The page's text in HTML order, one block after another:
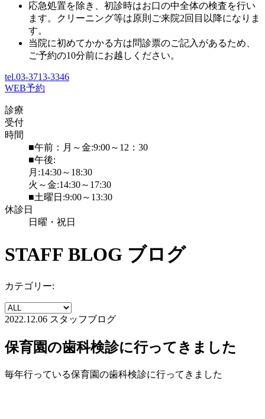
応急処置を除き、初診時はお口の中全体の検査を行い
ます。クリーニング等は原則ご来院2回目以降になりま
す。
当院に初めてかかる方は問診票のご記入があるため、
ご予約の10分前にお越しください。
tel.03-3713-3346
WEB予約
診療
受付
時間
■午前：月～金:9:00～12：30
■午後:
月:14:30～18:30
火～金:14:30～17:30
■土曜日:9:00～13:30
休診日
日曜・祝日
STAFF BLOG ブログ
カテゴリー:
2022.12.06 スタッフブログ
保育園の歯科検診に行ってきました
毎年行っている保育園の歯科検診に行ってきました